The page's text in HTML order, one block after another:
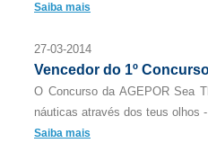
Saiba mais
27-03-2014
Vencedor do 1º
O Concurso da AGEPOR Sea
náuticas através dos teus olhos
Saiba mais